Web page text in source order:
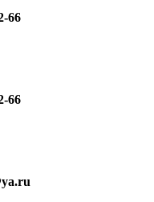
66
66